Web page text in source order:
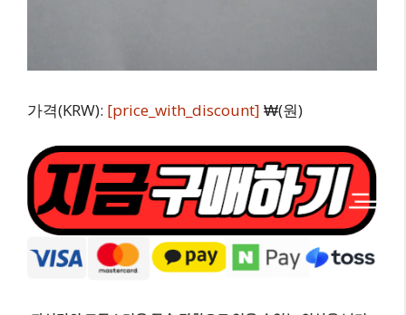
가격(KRW): [price_with_discount] ₩(원)